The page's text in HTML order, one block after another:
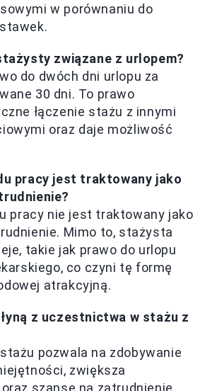
w porównaniu do
związane z urlopem?
do dwóch dni urlopu za
30 dni. To prawo
łączenie stażu z innymi
oraz daje możliwość
pracy jest traktowany jako
pracy nie jest traktowany jako
Mimo to, stażysta
takie jak prawo do urlopu
co czyni tę formę
atrakcyjną.
z uczestnictwa w stażu z
pozwala na zdobywanie
zwiększa
szanse na zatrudnienie.